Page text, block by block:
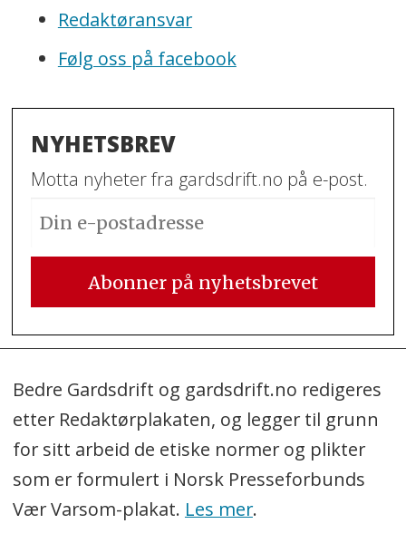
Redaktøransvar
Følg oss på facebook
NYHETSBREV
Motta nyheter fra gardsdrift.no på e-post.
Bedre Gardsdrift og gardsdrift.no redigeres
etter Redaktørplakaten, og legger til grunn
for sitt arbeid de etiske normer og plikter
som er formulert i Norsk Presseforbunds
Vær Varsom-plakat. Les mer.